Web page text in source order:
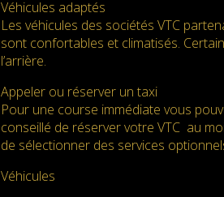
Véhicules adaptés
Les véhicules des sociétés VTC
sont confortables et climatisés.
l’arrière.
Appeler ou réserver un taxi
Pour une course immédiate vous
conseillé de réserver votre VTC au
de sélectionner des services
Véhicules